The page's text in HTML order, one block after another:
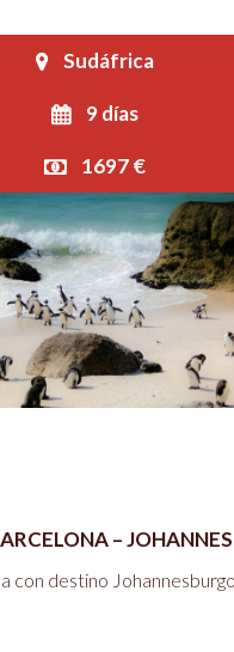
Sudáfrica
9 días
1697 €
–
con destino